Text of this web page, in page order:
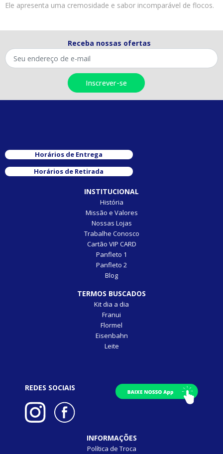
Ele apresenta uma cremosidade e sabor incomparável de flocos.
Receba nossas ofertas
Horários de Entrega
Horários de Retirada
INSTITUCIONAL
História
Missão e Valores
Nossas Lojas
Trabalhe Conosco
Cartão VIP CARD
Panfleto 1
Panfleto 2
Blog
TERMOS BUSCADOS
Kit dia a dia
Franui
Flormel
Eisenbahn
Leite
REDES SOCIAIS
INFORMAÇÕES
Política de Troca